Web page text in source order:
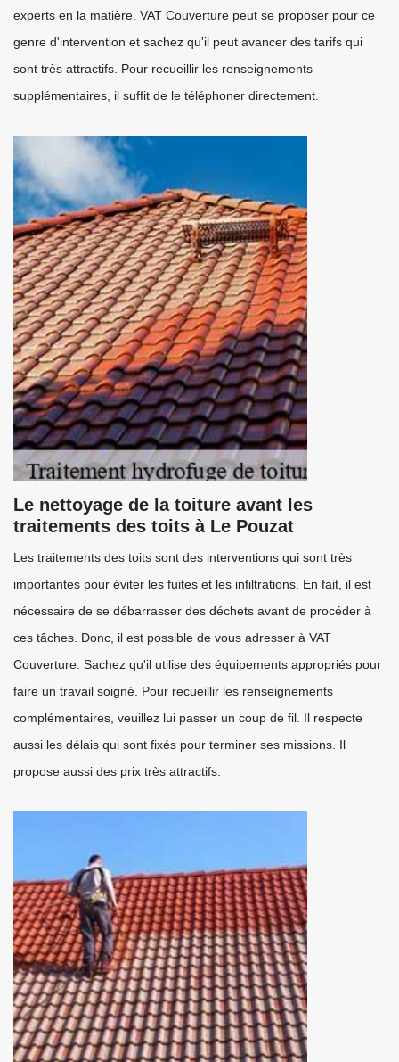
experts en la matière. VAT Couverture peut se proposer pour ce
genre d'intervention et sachez qu'il peut avancer des tarifs qui
sont très attractifs. Pour recueillir les renseignements
supplémentaires, il suffit de le téléphoner directement.
Le nettoyage de la toiture avant les
traitements des toits à Le Pouzat
Les traitements des toits sont des interventions qui sont très
importantes pour éviter les fuites et les infiltrations. En fait, il est
nécessaire de se débarrasser des déchets avant de procéder à
ces tâches. Donc, il est possible de vous adresser à VAT
Couverture. Sachez qu'il utilise des équipements appropriés pour
faire un travail soigné. Pour recueillir les renseignements
complémentaires, veuillez lui passer un coup de fil. Il respecte
aussi les délais qui sont fixés pour terminer ses missions. Il
propose aussi des prix très attractifs.